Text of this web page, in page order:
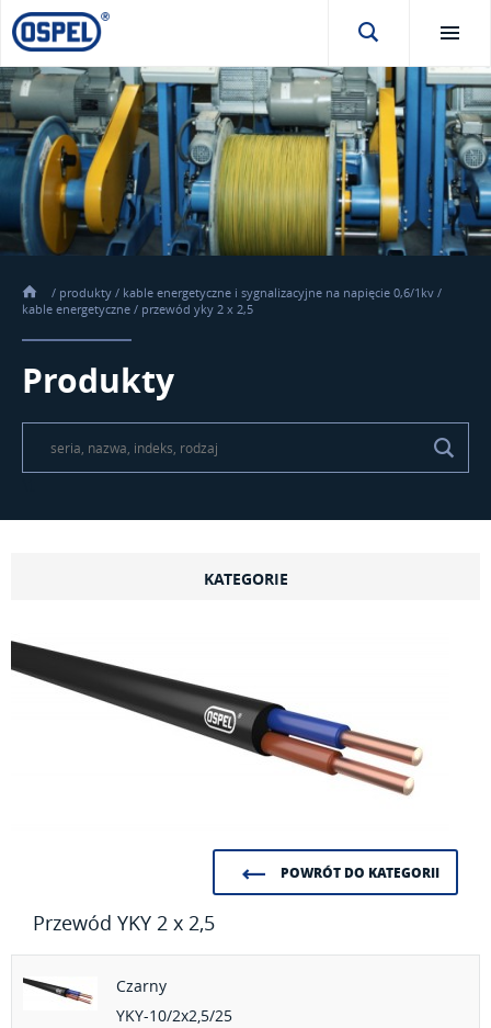
/ produkty / kable energetyczne i sygnalizacyjne na napięcie 0,6/1kv /
kable energetyczne / przewód yky 2 x 2,5
Produkty
KATEGORIE
POWRÓT DO KATEGORII
Przewód YKY 2 x 2,5
Czarny
YKY-10/2x2,5/25